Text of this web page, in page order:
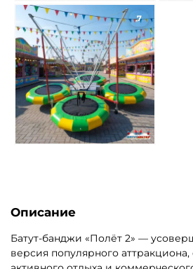
7
Описание
Батут-банджи «Полёт 2» —
версия популярного аттракциона,